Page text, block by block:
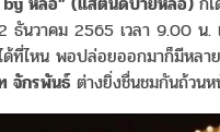
ธันวาคม 2565 เวลา 9.00
ด้ที่ไหน พอปล่อยออกมาก็มีหลา
จักรพันธ์ ต่างยิ่งชื่นชมกันถ้วนห